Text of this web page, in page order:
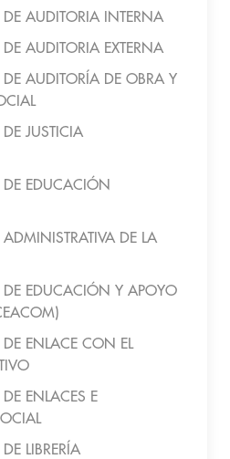
AUDITORIA INTERNA
AUDITORIA EXTERNA
AUDITORÍA DE OBRA Y
JUSTICIA
EDUCACIÓN
DE LA
EDUCACIÓN Y APOYO
ENLACE CON EL
ENLACES E
LIBRERÍA